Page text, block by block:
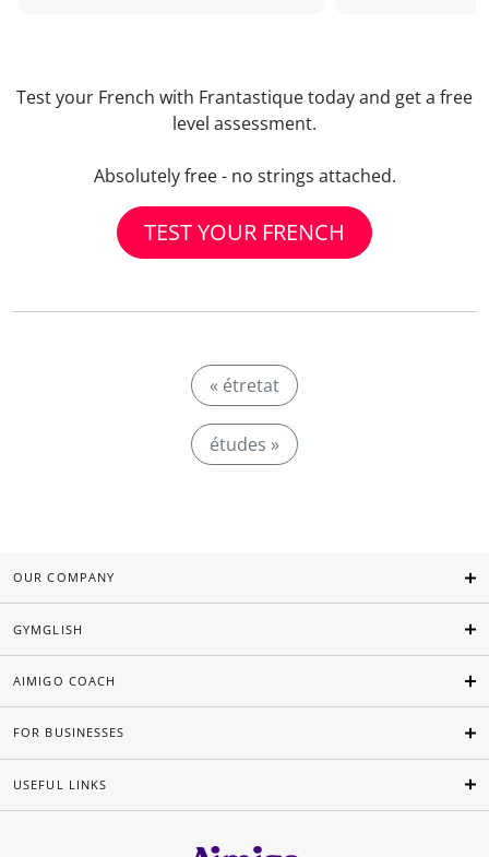
Test your French with Frantastique today and get a free
level assessment.
Absolutely free - no strings attached.
TEST YOUR FRENCH
« étretat
études »
OUR COMPANY
GYMGLISH
AIMIGO COACH
FOR BUSINESSES
USEFUL LINKS